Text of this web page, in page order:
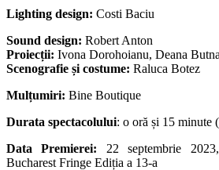
Lighting design: Costi Baciu
Sound design: Robert Anton
Proiecții: Ivona Dorohoianu, Deana
Scenografie și costume: Raluca Botez
Mulțumiri: Bine Boutique
Durata spectacolului: o oră și 15 minute
Data Premierei: 22 septembrie
Bucharest Fringe Ediția a 13-a